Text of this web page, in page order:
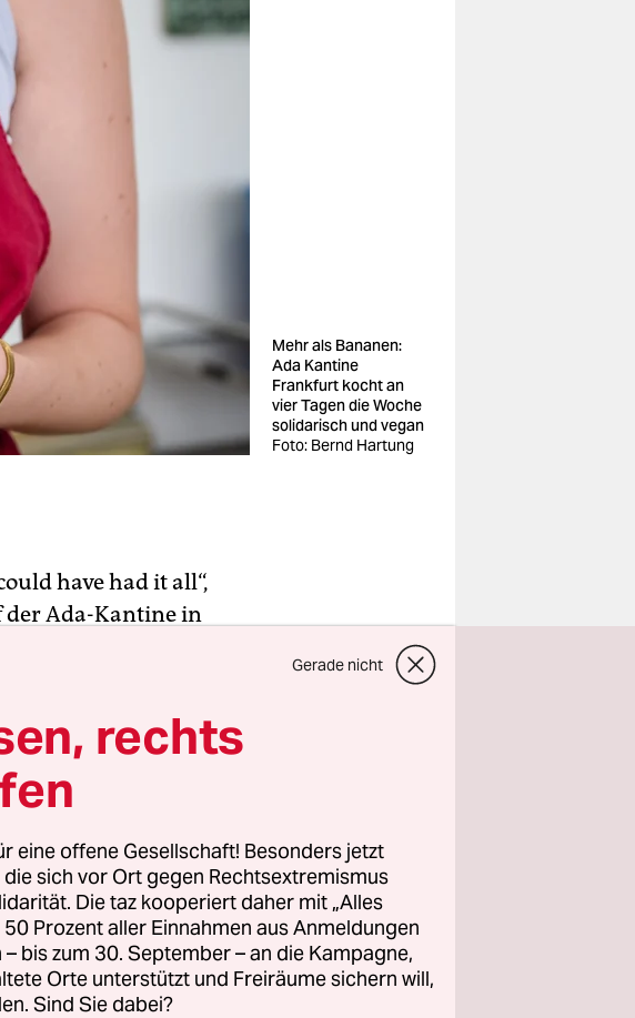
Mehr als Bananen:
Ada Kantine
Frankfurt kocht an
vier Tagen die Woche
solidarisch und vegan
Foto: Bernd Hartung
have had it all“,
der Ada-Kantine in
Garniturbänke auf die
nach drinnen.
Minuten – um 15
geschlossen. So
Sie ist überhaupt gar
also nicht um die
Stattdessen kochen
Küche“
Gerade nicht
rechts
eine offene Gesellschaft! Besonders jetzt
sich vor Ort gegen Rechtsextremismus
Die taz kooperiert daher mit „Alles
Prozent aller Einnahmen aus Anmeldungen
– bis zum 30. September – an die Kampagne,
Orte unterstützt und Freiräume sichern will,
Sind Sie dabei?